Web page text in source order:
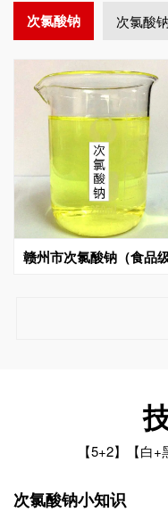
次氯酸钠 次氯酸钠
赣州市次氯酸钠（食品级
【5+2】【白
次氯酸钠小知识